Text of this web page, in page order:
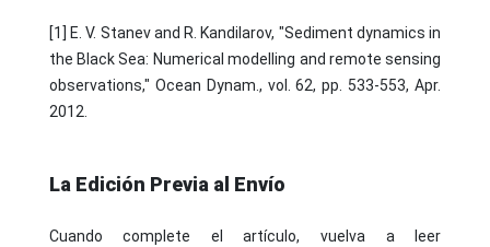
[1] E. V. Stanev and R. Kandilarov, "Sediment dynamics in
the Black Sea: Numerical modelling and remote sensing
observations," Ocean Dynam., vol. 62, pp. 533-553, Apr.
2012.
La Edición Previa al Envío
Cuando complete el artículo, vuelva a leer